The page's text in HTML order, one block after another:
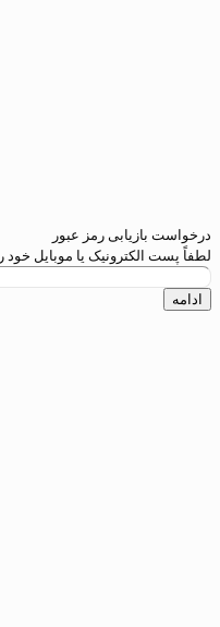
عبور
یا موبایل خود را وارد نمایید